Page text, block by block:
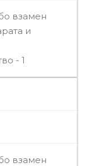
взамен
и
- 1
взамен